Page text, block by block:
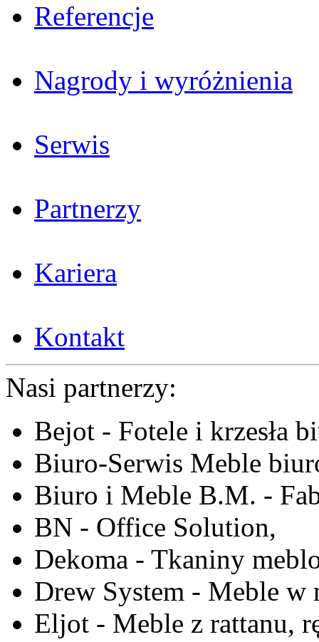
Referencje
Nagrody i wyróżnienia
Serwis
Partnerzy
Kariera
Kontakt
Nasi partnerzy:
Bejot - Fotele i krzesła
Biuro-Serwis Meble
Biuro i Meble B.M. -
BN - Office Solution,
Dekoma - Tkaniny
Drew System - Meble w
Eljot - Meble z rattanu,